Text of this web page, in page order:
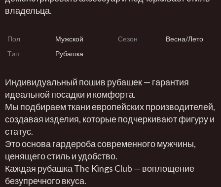
владельца.
Пол Мужской Сезон
Весна/Лето
Тип
Рубашка
Индивидуальный пошив рубашек — гарантия
идеальной посадки и комфорта.
Мы подбираем ткани европейских производителей,
создавая изделия, которые подчеркивают фигуру и
статус.
Это основа гардероба современного мужчины,
ценящего стиль и удобство.
Каждая рубашка The Kings Club — воплощение
безупречного вкуса.